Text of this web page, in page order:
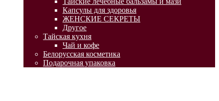
Капсулы для здоровья
ЖЕНСКИЕ СЕКРЕТЫ
Другое
Тайская кухня
Чай и кофе
Белорусская косметика
Подарочная упаковка